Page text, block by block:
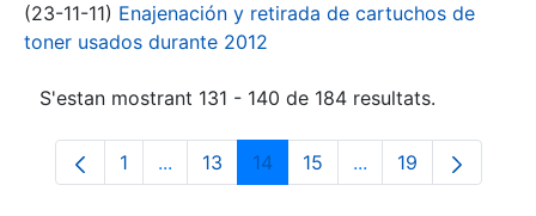
(23-11-11) Enajenación y retirada de cartuchos de
toner usados durante 2012
S'estan mostrant 131 - 140 de 184 resultats.
Pàgina
1 ...Pàgines intermèdies Utilitzeu TAB per
Pàgina
13 Pàgina
14 Pàgina
15 ...PàginesPàgina
19